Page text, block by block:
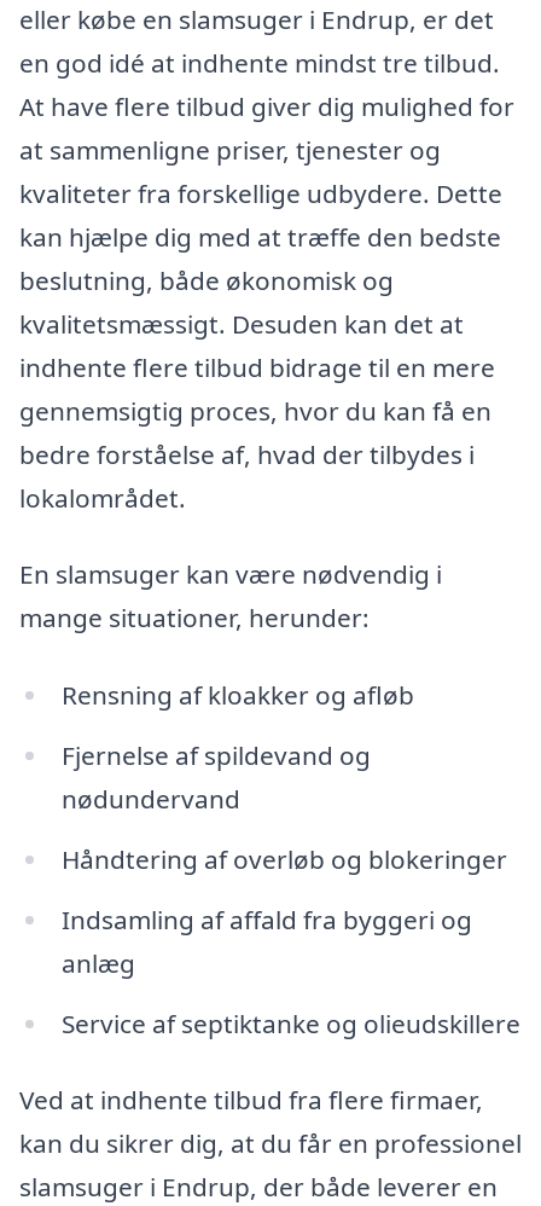
eller købe en slamsuger i Endrup, er det
en god idé at indhente mindst tre tilbud.
At have flere tilbud giver dig mulighed for
at sammenligne priser, tjenester og
kvaliteter fra forskellige udbydere. Dette
kan hjælpe dig med at træffe den bedste
beslutning, både økonomisk og
kvalitetsmæssigt. Desuden kan det at
indhente flere tilbud bidrage til en mere
gennemsigtig proces, hvor du kan få en
bedre forståelse af, hvad der tilbydes i
lokalområdet.
En slamsuger kan være nødvendig i
mange situationer, herunder:
Rensning af kloakker og afløb
Fjernelse af spildevand og
nødundervand
Håndtering af overløb og blokeringer
Indsamling af affald fra byggeri og
anlæg
Service af septiktanke og olieudskillere
Ved at indhente tilbud fra flere firmaer,
kan du sikrer dig, at du får en professionel
slamsuger i Endrup, der både leverer en